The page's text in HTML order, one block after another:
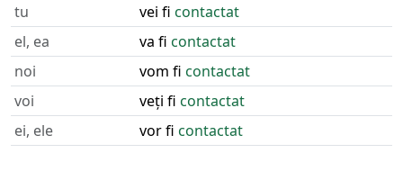
tu
vei fi contactat
el, ea
va fi contactat
noi
vom fi contactat
voi
veți fi contactat
ei, ele
vor fi contactat